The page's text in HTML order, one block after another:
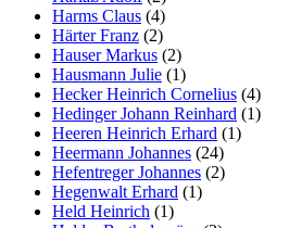
Harms Claus (4)
Härter Franz (2)
Hauser Markus (2)
Hausmann Julie (1)
Hecker Heinrich Cornelius (4)
Hedinger Johann Reinhard (1)
Heeren Heinrich Erhard (1)
Heermann Johannes (24)
Hefentreger Johannes (2)
Hegenwalt Erhard (1)
Held Heinrich (1)